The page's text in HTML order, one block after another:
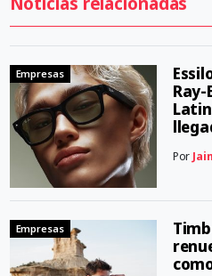
Empresas
Por
Empresas